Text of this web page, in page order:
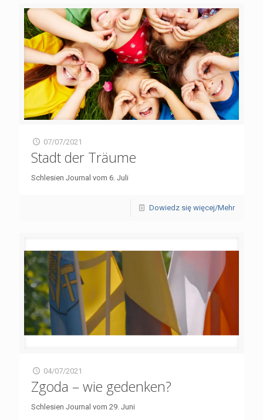
07/07/2021
Stadt der Träume
Schlesien Journal vom 6. Juli
Dowiedz się więcej/Mehr
04/07/2021
Zgoda – wie gedenken?
Schlesien Journal vom 29. Juni